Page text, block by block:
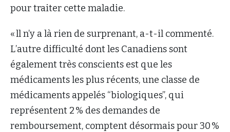
pour traiter cette maladie.
« ll n’y a là rien de surprenant, a-t-il commenté.
L’autre difficulté dont les Canadiens sont
également très conscients est que les
médicaments les plus récents, une classe de
médicaments appelés “biologiques”, qui
représentent 2 % des demandes de
remboursement, comptent désormais pour 30 %